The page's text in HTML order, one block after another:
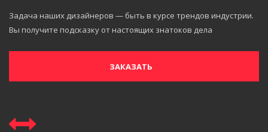
Задача наших дизайнеров — быть в курсе трендов индустрии.
Вы получите подсказку от настоящих знатоков дела
ЗАКАЗАТЬ